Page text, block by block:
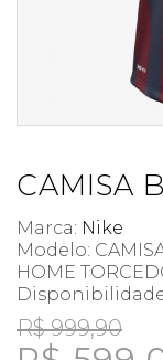
CAMISA
Marca: Nike
Modelo:
HOME
R$ 999,90